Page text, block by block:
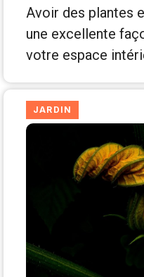
Avoir des plantes
une excellente
votre espace
JARDIN